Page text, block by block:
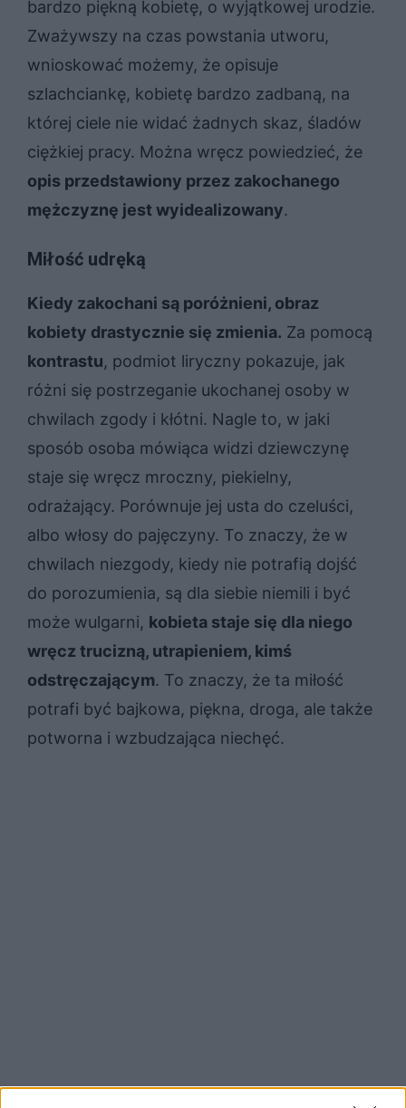
bardzo piękną kobietę, o wyjątkowej urodzie.
Zważywszy na czas powstania utworu,
wnioskować możemy, że opisuje
szlachciankę, kobietę bardzo zadbaną, na
której ciele nie widać żadnych skaz, śladów
ciężkiej pracy. Można wręcz powiedzieć, że
opis przedstawiony przez zakochanego
mężczyznę jest wyidealizowany.
Miłość udręką
Kiedy zakochani są poróżnieni, obraz
kobiety drastycznie się zmienia. Za pomocą
kontrastu, podmiot liryczny pokazuje, jak
różni się postrzeganie ukochanej osoby w
chwilach zgody i kłótni. Nagle to, w jaki
sposób osoba mówiąca widzi dziewczynę
staje się wręcz mroczny, piekielny,
odrażający. Porównuje jej usta do czeluści,
albo włosy do pajęczyny. To znaczy, że w
chwilach niezgody, kiedy nie potrafią dojść
do porozumienia, są dla siebie niemili i być
może wulgarni, kobieta staje się dla niego
wręcz trucizną, utrapieniem, kimś
odstręczającym. To znaczy, że ta miłość
potrafi być bajkowa, piękna, droga, ale także
potworna i wzbudzająca niechęć.